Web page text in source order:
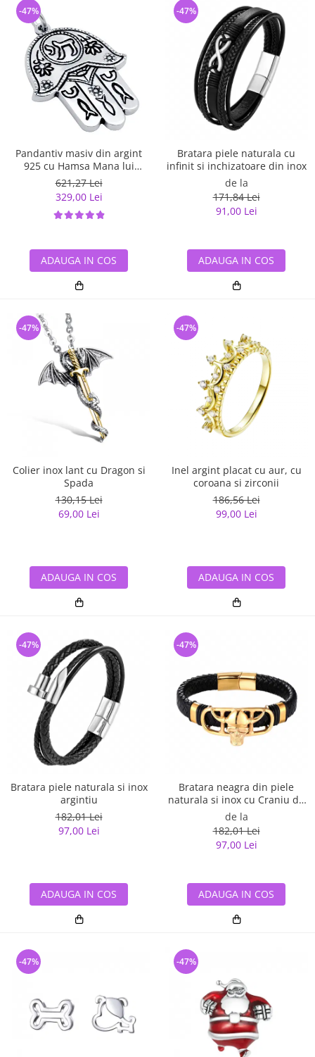
Pandantiv masiv din argint
925 cu Hamsa Mana lui
Fatima
621,27 Lei
329,00 Lei
-47%
ADAUGA IN COS
Bratara piele naturala cu
infinit si inchizatoare din inox
de la
171,84 Lei
91,00 Lei
-47%
ADAUGA IN COS
Colier inox lant cu Dragon si
Spada
130,15 Lei
69,00 Lei
-47%
ADAUGA IN COS
Inel argint placat cu aur, cu
coroana si zirconii
186,56 Lei
99,00 Lei
-47%
ADAUGA IN COS
Bratara piele naturala si inox
argintiu
182,01 Lei
97,00 Lei
-47%
ADAUGA IN COS
Bratara neagra din piele
naturala si inox cu Craniu de
Viking
de la
182,01 Lei
97,00 Lei
-47%
ADAUGA IN COS
-47% -47%